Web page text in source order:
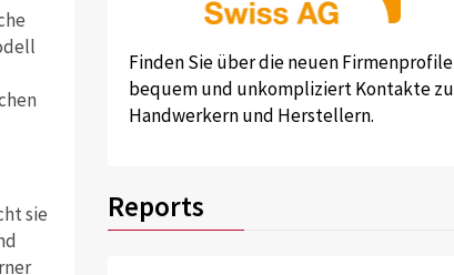
sie
Finden Sie über die neuen Firmenprofile
bequem und unkompliziert Kontakte zu
Handwerkern und Herstellern.
Reports